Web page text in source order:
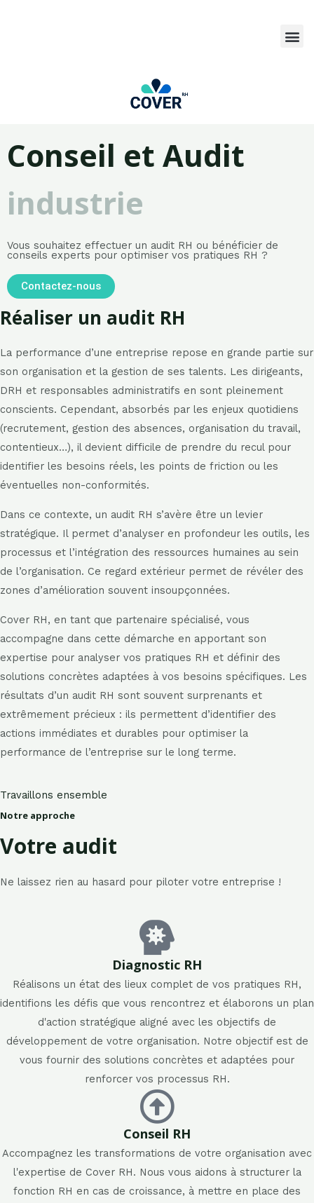
Conseil et Audit
industrie
Vous souhaitez effectuer un audit RH ou bénéficier de
conseils experts pour optimiser vos pratiques RH ?
Contactez-nous
Réaliser un audit RH
La performance d’une entreprise repose en grande partie sur
son organisation et la gestion de ses talents. Les dirigeants,
DRH et responsables administratifs en sont pleinement
conscients. Cependant, absorbés par les enjeux quotidiens
(recrutement, gestion des absences, organisation du travail,
contentieux…), il devient difficile de prendre du recul pour
identifier les besoins réels, les points de friction ou les
éventuelles non-conformités.
Dans ce contexte, un audit RH s’avère être un levier
stratégique. Il permet d’analyser en profondeur les outils, les
processus et l’intégration des ressources humaines au sein
de l’organisation. Ce regard extérieur permet de révéler des
zones d’amélioration souvent insoupçonnées.
Cover RH, en tant que partenaire spécialisé, vous
accompagne dans cette démarche en apportant son
expertise pour analyser vos pratiques RH et définir des
solutions concrètes adaptées à vos besoins spécifiques. Les
résultats d’un audit RH sont souvent surprenants et
extrêmement précieux : ils permettent d’identifier des
actions immédiates et durables pour optimiser la
performance de l’entreprise sur le long terme.
Travaillons ensemble
Notre approche
Votre audit
Ne laissez rien au hasard pour piloter votre entreprise !
Diagnostic RH
Réalisons un état des lieux complet de vos pratiques RH,
identifions les défis que vous rencontrez et élaborons un plan
d'action stratégique aligné avec les objectifs de
développement de votre organisation. Notre objectif est de
vous fournir des solutions concrètes et adaptées pour
renforcer vos processus RH.
Conseil RH
Accompagnez les transformations de votre organisation avec
l'expertise de Cover RH. Nous vous aidons à structurer la
fonction RH en cas de croissance, à mettre en place des